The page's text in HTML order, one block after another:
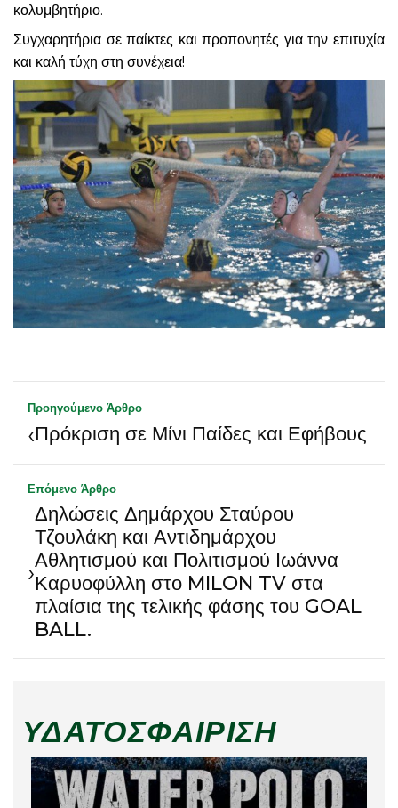
κολυμβητήριο.
Συγχαρητήρια σε παίκτες και προπονητές για την επιτυχία
και καλή τύχη στη συνέχεια!
Προηγούμενο Άρθρο
‹Πρόκριση σε Μίνι Παίδες και Εφήβους
Επόμενο Άρθρο
›
Δηλώσεις Δημάρχου Σταύρου
Τζουλάκη και Αντιδημάρχου
Αθλητισμού και Πολιτισμού Ιωάννα
Καρυοφύλλη στο MILON TV στα
πλαίσια της τελικής φάσης του GOAL
BALL.
ΥΔΑΤΟΣΦΑΊΡΙΣΗ